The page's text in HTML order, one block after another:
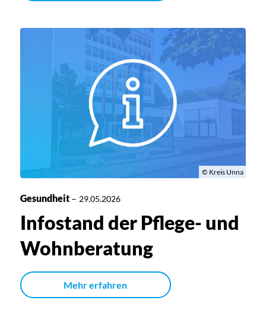
© Kreis Unna
Gesundheit– 29.05.2026
Infostand der Pflege- und
Wohnberatung
Mehr erfahren